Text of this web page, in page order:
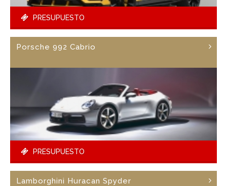
PRESUPUESTO
Porsche 992 Cabrio
PRESUPUESTO
Lamborghini Huracan Spyder